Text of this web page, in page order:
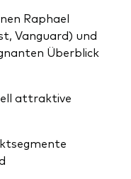
Raphael
Vanguard) und
Überblick
attraktive